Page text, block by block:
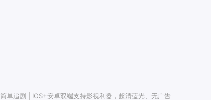
简单追剧 | IOS+安卓双端支持影视利器，超清蓝光、无广告